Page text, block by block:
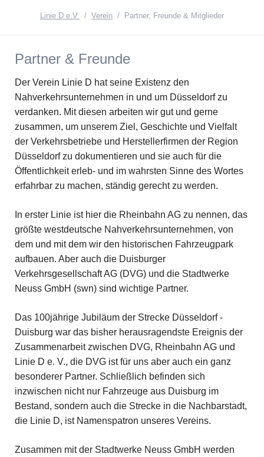
deutschen
Linie D e.V. Verein Partner, Freunde & Mitglieder
Partner & Freunde
Der Verein Linie D hat seine Existenz den
Nahverkehrsunternehmen in und um Düsseldorf zu
verdanken. Mit diesen arbeiten wir gut und gerne
zusammen, um unserem Ziel, Geschichte und Vielfalt
der Verkehrsbetriebe und Herstellerfirmen der Region
Düsseldorf zu dokumentieren und sie auch für die
Öffentlichkeit erleb- und im wahrsten Sinne des Wortes
erfahrbar zu machen, ständig gerecht zu werden.
In erster Linie ist hier die Rheinbahn AG zu nennen, das
größte westdeutsche Nahverkehrsunternehmen, von
dem und mit dem wir den historischen Fahrzeugpark
aufbauen. Aber auch die Duisburger
Verkehrsgesellschaft AG (DVG) und die Stadtwerke
Neuss GmbH (swn) sind wichtige Partner.
Das 100jährige Jubiläum der Strecke Düsseldorf -
Duisburg war das bisher herausragendste Ereignis der
Zusammenarbeit zwischen DVG, Rheinbahn AG und
Linie D e. V., die DVG ist für uns aber auch ein ganz
besonderer Partner. Schließlich befinden sich
inzwischen nicht nur Fahrzeuge aus Duisburg im
Bestand, sondern auch die Strecke in die Nachbarstadt,
die Linie D, ist Namenspatron unseres Vereins.
Zusammen mit der Stadtwerke Neuss GmbH werden